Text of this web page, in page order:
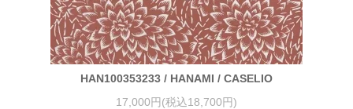
HAN100353233 / HANAMI / CASELIO
17,000円(税込18,700円)